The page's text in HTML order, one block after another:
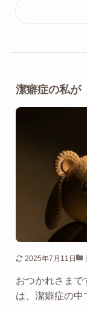
潔癖症の私が
2025年7月11日
おつかれさまで
は、潔癖症の中